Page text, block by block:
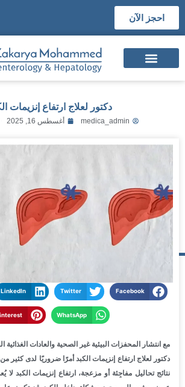
احجز الآن
دكتور لعلاج ارتفاع إنزيمات
medica_admin أغسطس 16, 2025
Facebook
Twitter
LinkedIn
WhatsApp
مع انتشار المحفزات البيئية غير الصحية والعادات
دكتور لعلاج ارتفاع إنزيمات الكبد أمرًا ضروريًا لدى كثير
نتائج تحاليل مفاجِئة أو مزعجة، ارتفاع إنزيمات الكبد لا